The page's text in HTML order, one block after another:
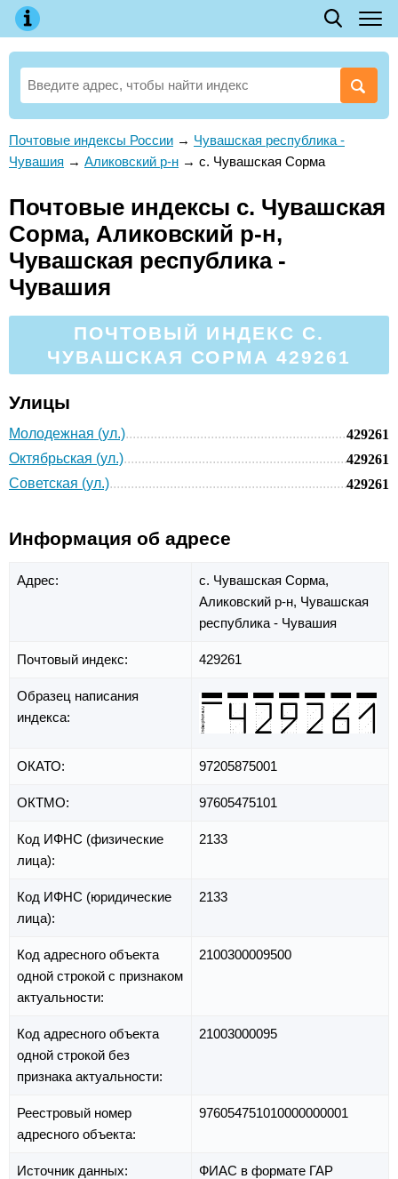
Почтовые индексы России → Чувашская республика -
Чувашия → Аликовский р-н → с. Чувашская Сорма
Почтовые индексы с. Чувашская
Сорма, Аликовский р-н,
Чувашская республика -
Чувашия
ПОЧТОВЫЙ ИНДЕКС С.
ЧУВАШСКАЯ СОРМА 429261
Улицы
Молодежная (ул.)
429261
Октябрьская (ул.)
429261
Советская (ул.)
429261
Информация об адресе
Адрес:
с. Чувашская Сорма,
Аликовский р-н, Чувашская
республика - Чувашия
Почтовый индекс: 429261
Образец написания
индекса:
ОКАТО: 97205875001
ОКТМО: 97605475101
Код ИФНС (физические
лица):
2133
Код ИФНС (юридические
лица):
2133
Код адресного объекта
одной строкой с признаком
актуальности:
2100300009500
Код адресного объекта
одной строкой без
признака актуальности:
21003000095
Реестровый номер
адресного объекта:
976054751010000000001
Источник данных: ФИАС в формате ГАР